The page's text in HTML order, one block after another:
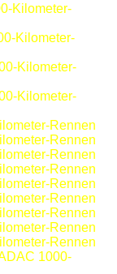
Kilometer-
Kilometer-
Kilometer-
Kilometer-
Rennen
Rennen
Rennen
Rennen
Rennen
Rennen
Rennen
Rennen
Rennen
1000-